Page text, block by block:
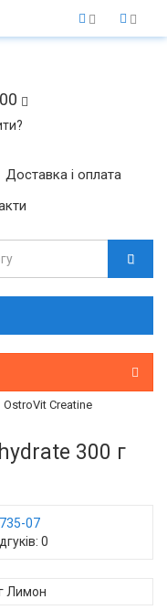
Доставка і оплата
OstroVit Creatine
300 г
07
0